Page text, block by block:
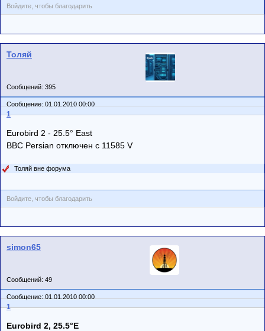
Войдите, чтобы благодарить
Толяй
Сообщений: 395
Сообщение: 01.01.2010 00:00
1
Eurobird 2 - 25.5° East
BBC Persian отключен c 11585 V
Толяй вне форума
Войдите, чтобы благодарить
simon65
Сообщений: 49
Сообщение: 01.01.2010 00:00
1
Eurobird 2, 25.5°E